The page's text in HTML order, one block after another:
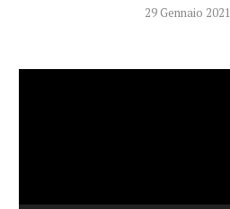
29 Gennaio 2021